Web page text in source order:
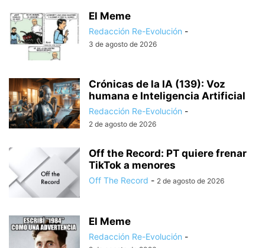
El Meme
Redacción Re-Evolución -
3 de agosto de 2026
Crónicas de la IA (139): Voz
humana e Inteligencia Artificial
Redacción Re-Evolución -
2 de agosto de 2026
Off the Record: PT quiere frenar
TikTok a menores
Off The Record - 2 de agosto de 2026
El Meme
Redacción Re-Evolución -